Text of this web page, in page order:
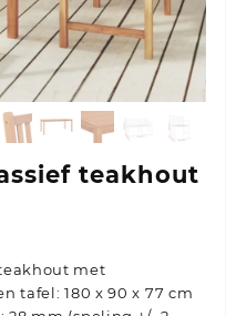
teakhout
met
tafel: 180 x 90 x 77 cm